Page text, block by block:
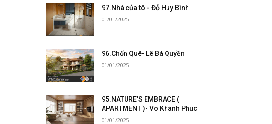
97.Nhà của tôi- Đỗ Huy Bình
01/01/2025
96.Chốn Quê- Lê Bá Quyền
01/01/2025
95.NATURE’S EMBRACE (
APARTMENT )- Võ Khánh Phúc
01/01/2025